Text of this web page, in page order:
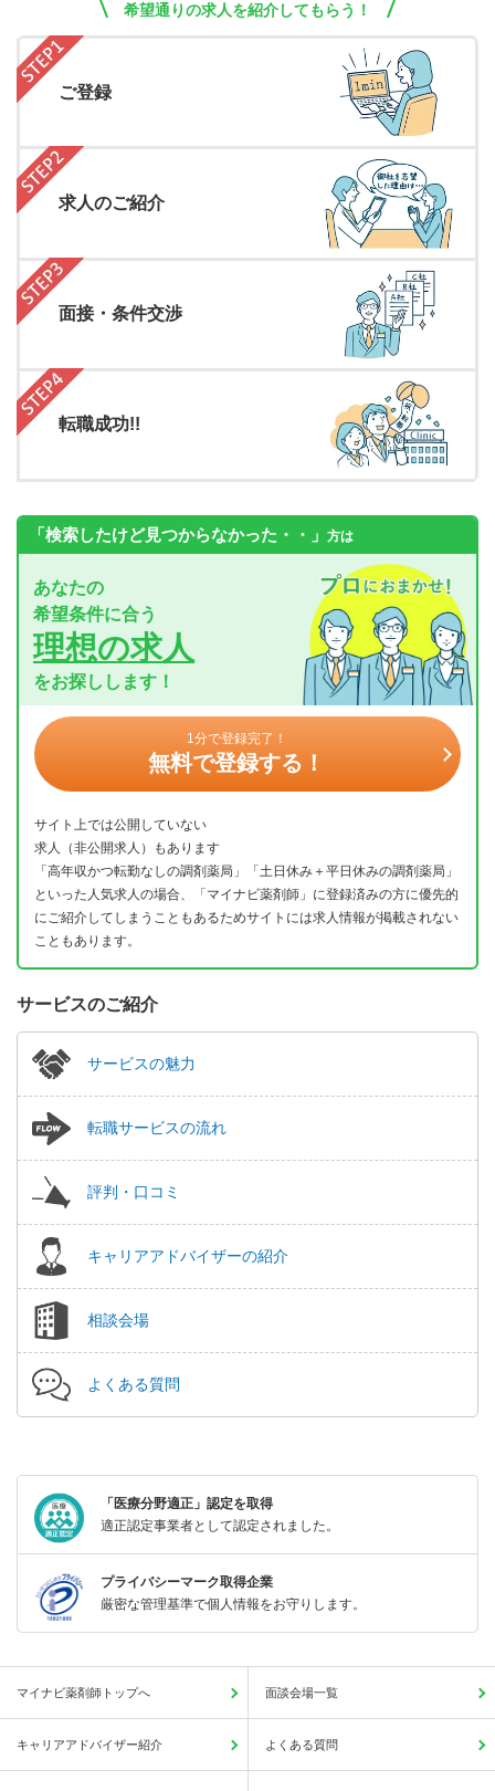
希望通りの求人を紹介してもらう！
ご登録
求人のご紹介
面接・条件交渉
転職成功!!
「検索したけど見つからなかった・・」 方は
あなたの
希望条件に合う
理想の求人
をお探しします！
1分で登録完了！
無料で登録する！
サイト上では公開していない
求人（非公開求人）もあります
「高年収かつ転勤なしの調剤薬局」「土日休み＋平日休みの調剤薬局」
といった人気求人の場合、「マイナビ薬剤師」に登録済みの方に優先的
にご紹介してしまうこともあるためサイトには求人情報が掲載されない
こともあります。
サービスのご紹介
サービスの魅力
転職サービスの流れ
評判・口コミ
キャリアアドバイザーの紹介
相談会場
よくある質問
「医療分野適正」認定を取得
適正認定事業者として認定されました。
プライバシーマーク取得企業
厳密な管理基準で個人情報をお守りします。
マイナビ薬剤師トップへ 面談会場一覧
キャリアアドバイザー紹介 よくある質問